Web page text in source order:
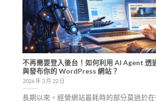
不再需要登入後台！如何利用 AI Agent 透
與發布你的 WordPress 網站？
2026 年 3 月 22 日
長期以來，經營網站最耗時的部分莫過於